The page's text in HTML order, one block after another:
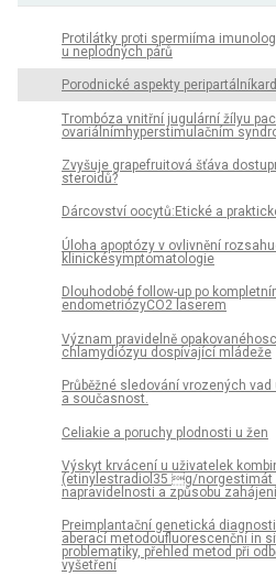
Protilátky proti spermiíma
u neplodných párů
Porodnické aspekty
Trombóza vnitřní jugulární žílyu
ovariálnímhyperstimulačním
Zvyšuje grapefruitová šťáva
steroidů?
Dárcovství oocytů:Etické a
Úloha apoptózy v ovlivnění
klinickésymptomatologie
Dlouhodobé follow-up po
endometriózyCO2 laserem
Význam pravidelně
chlamydiózyu dospívající mládeže
Průběžné sledování vrozených
a současnost.
Celiakie a poruchy plodnosti u žen
Výskyt krvácení u uživatelek
(etinylestradiol35 g/
napravidelnosti a způsobu
Preimplantační genetická
aberací metodoufluorescenční in
problematiky, přehled metod při
vyšetření